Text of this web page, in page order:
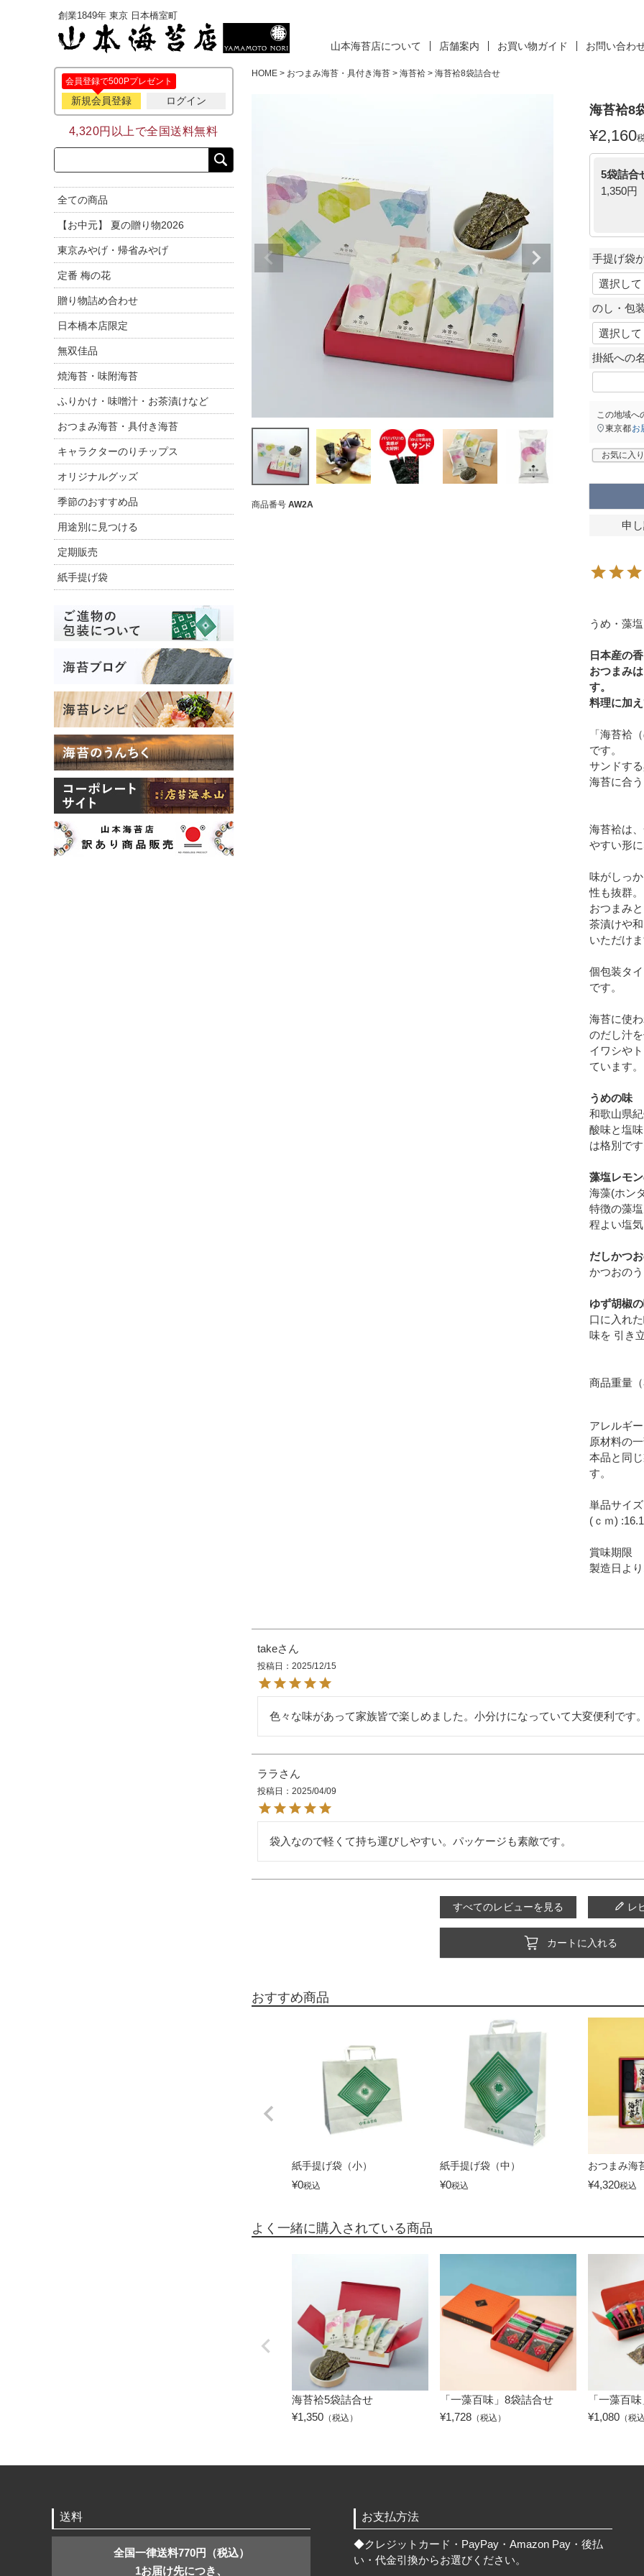
創業1849年 東京 日本橋室町
山本海苔店について 店舗案内 お買い物ガイド お問い合わ
会員登録で500Pプレゼント
新規会員登録 ログイン
4,320円以上で全国送料無料
全ての商品
【お中元】 夏の贈り物2026
東京みやげ・帰省みやげ
定番 梅の花
贈り物詰め合わせ
日本橋本店限定
無双佳品
焼海苔・味附海苔
ふりかけ・味噌汁・お茶漬けなど
おつまみ海苔・具付き海苔
キャラクターのりチップス
オリジナルグッズ
季節のおすすめ品
用途別に見つける
定期販売
紙手提げ袋
HOME おつまみ海苔・具付き海苔 海苔袷 海苔袷8袋詰合せ
商品番号 AW2A
海苔袷8
¥2,160
5袋詰合
1,350円
手提げ袋
のし・包
掛紙への
この地域へ
東京都お
お気に入
申
うめ・藻
日本産の
おつまみ
す。
料理に加
「海苔袷
です。
サンドす
海苔に合
海苔袷は
やすい形に
味がしっ
性も抜群。
おつまみ
茶漬けや
いただけま
個包装タ
です。
海苔に使
のだし汁を
イワシや
ています。
うめの味
和歌山県
酸味と塩
は格別です
藻塩レモ
海藻(ホン
特徴の藻塩
程よい塩
だしかつ
かつおの
ゆず胡椒
口に入れ
味を 引き
商品重量
アレルギー
原材料の
本品と同
す。
単品サイズ
(ｃｍ)
賞味期限
製造日よ
take
投稿日 2025/12/15
色々な味があって家族皆で楽しめました。小分けになっていて大変便利です。
ララ
投稿日 2025/04/09
袋入なので軽くて持ち運びしやすい。パッケージも素敵です。
すべてのレビューを見る レ
カートに入れる
おすすめ商品
紙手提げ袋（小）
¥0税込
紙手提げ袋（中）
¥0税込
おつまみ海
¥4,320税込
よく一緒に購入されている商品
海苔袷5袋詰合せ
¥1,350（税込）
「一藻百味」8袋詰合せ
¥1,728（税込）
「一藻百
¥1,080（税込
送料
全国一律送料770円（税込）
1お届け先につき、
お支払方法
◆クレジットカード・PayPay・Amazon Pay・後払
い・代金引換からお選びください。